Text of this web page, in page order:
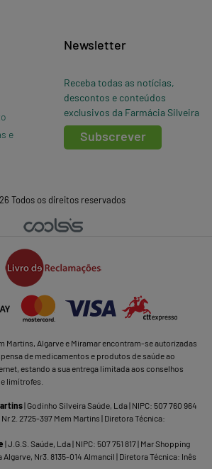
e
Newsletter
Receba todas as notícias,
descontos e conteúdos
exclusivos da Farmácia Silveira
Subscrever
Todos os direitos reservados
Martins, Algarve e Miramar encontram-se autorizadas
de medicamentos e produtos de saúde ao
estando a sua entrega limitada aos conselhos
limítrofes.
| Godinho Silveira Saúde, Lda | NIPC: 507 760 964
2. 2725-397 Mem Martins | Diretora Técnica:
| J.G.S. Saúde, Lda | NIPC: 507 751 817 | Mar Shopping
Nr3. 8135-014 Almancil | Diretora Técnica: Inês